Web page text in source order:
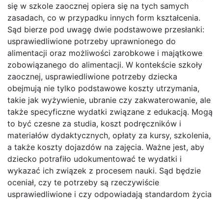
się w szkole zaocznej opiera się na tych samych
zasadach, co w przypadku innych form kształcenia.
Sąd bierze pod uwagę dwie podstawowe przesłanki:
usprawiedliwione potrzeby uprawnionego do
alimentacji oraz możliwości zarobkowe i majątkowe
zobowiązanego do alimentacji. W kontekście szkoły
zaocznej, usprawiedliwione potrzeby dziecka
obejmują nie tylko podstawowe koszty utrzymania,
takie jak wyżywienie, ubranie czy zakwaterowanie, ale
także specyficzne wydatki związane z edukacją. Mogą
to być czesne za studia, koszt podręczników i
materiałów dydaktycznych, opłaty za kursy, szkolenia,
a także koszty dojazdów na zajęcia. Ważne jest, aby
dziecko potrafiło udokumentować te wydatki i
wykazać ich związek z procesem nauki. Sąd będzie
oceniał, czy te potrzeby są rzeczywiście
usprawiedliwione i czy odpowiadają standardom życia